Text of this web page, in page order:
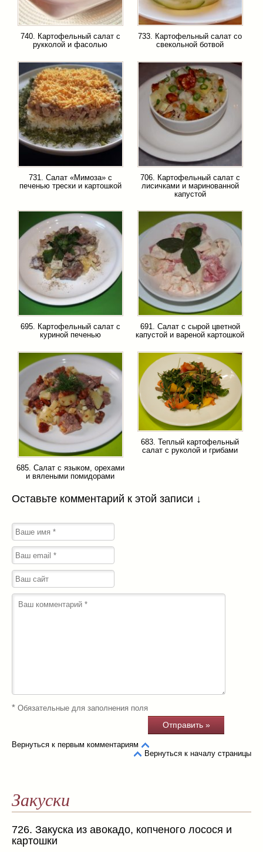
740. Картофельный салат с
рукколой и фасолью
733. Картофельный салат со
свекольной ботвой
731. Салат «Мимоза» с
печенью трески и картошкой
706. Картофельный салат с
лисичками и маринованной
капустой
695. Картофельный салат с
куриной печенью
691. Салат с сырой цветной
капустой и вареной картошкой
685. Салат с языком, орехами
и вялеными помидорами
683. Теплый картофельный
салат с руколой и грибами
Оставьте комментарий к этой записи ↓
* Обязательные для заполнения поля
Вернуться к первым комментариям
Вернуться к началу страницы
Закуски
726. Закуска из авокадо, копченого лосося и
картошки